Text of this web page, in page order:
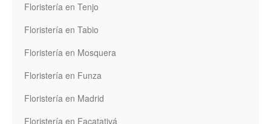
Floristería en Tenjo
Floristería en Tabio
Floristería en Mosquera
Floristería en Funza
Floristería en Madrid
Floristería en Facatativá